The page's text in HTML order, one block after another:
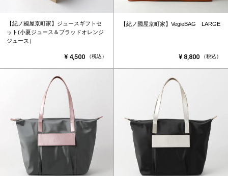
【紀ノ國屋京町家】ジュースギフトセ
ット(小夏ジュース＆ブラッドオレンジ
ジュース）
¥ 4,500 （税込）
【紀ノ國屋京町家】VegieBAG LARGE
¥ 8,800 （税込）